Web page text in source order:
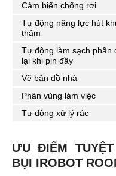
Cảm biến chống rơi
Tự động nâng lực hút
thảm
Tự động làm sạch phần
lại khi pin đầy
Vẽ bản đồ nhà
Phân vùng làm việc
Tự động xử lý rác
ƯU ĐIỂM
BỤI IROBOT